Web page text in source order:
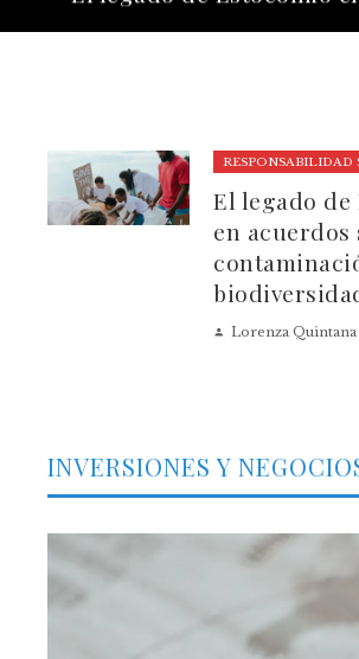
RESPONSABILIDAD
El legado de
en acuerdos
Lorenza Quintana
INVERSIONES Y